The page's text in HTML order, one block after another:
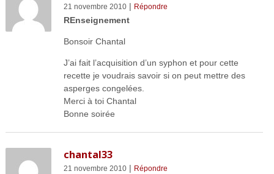
21 novembre 2010| Répondre
REnseignement
Bonsoir Chantal
J’ai fait l’acquisition d’un syphon et pour cette
recette je voudrais savoir si on peut mettre des
asperges congelées.
Merci à toi Chantal
Bonne soirée
chantal33
21 novembre 2010| Répondre